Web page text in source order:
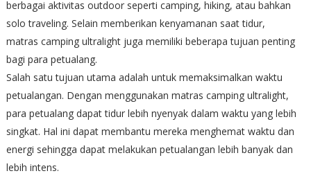
berbagai aktivitas outdoor seperti camping, hiking, atau bahkan
solo traveling. Selain memberikan kenyamanan saat tidur,
matras camping ultralight juga memiliki beberapa tujuan penting
bagi para petualang.
Salah satu tujuan utama adalah untuk memaksimalkan waktu
petualangan. Dengan menggunakan matras camping ultralight,
para petualang dapat tidur lebih nyenyak dalam waktu yang lebih
singkat. Hal ini dapat membantu mereka menghemat waktu dan
energi sehingga dapat melakukan petualangan lebih banyak dan
lebih intens.